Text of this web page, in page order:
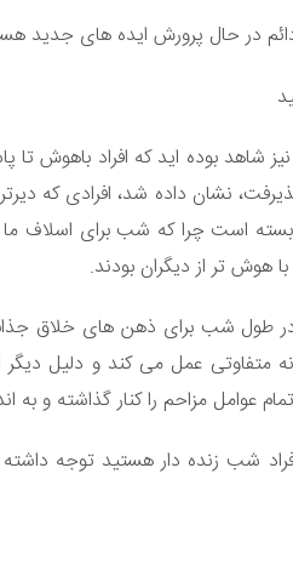
در حال پرورش ایده های جدید
نیز شاهد بوده اید که افراد باهوش
نشان داده شد، افرادی که
است چرا که شب برای اسلاف ما
با هوش تر از دیگران بودند.
طول شب برای ذهن های خلاق
متفاوتی عمل می کند و دلیل دیگر
عوامل مزاحم را کنار گذاشته و
شب زنده دار هستید توجه